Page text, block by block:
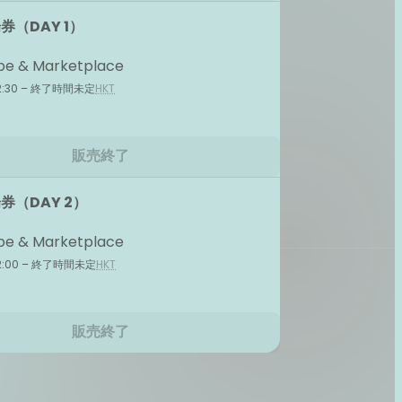
（DAY 1）
& Marketplace
– 終了時間未定HKT
販売終了
（DAY 2）
& Marketplace
– 終了時間未定HKT
販売終了